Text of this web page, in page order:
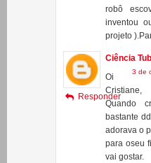
com
já está
robô
inventou
projeto
Ciência Tube
3 de
Oi
Cristiane,
Quando
bastante
Responder